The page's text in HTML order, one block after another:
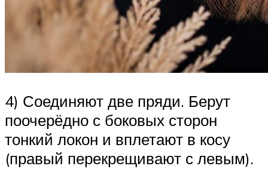
4) Соединяют две пряди. Берут
поочерёдно с боковых сторон
тонкий локон и вплетают в косу
(правый перекрещивают с левым).